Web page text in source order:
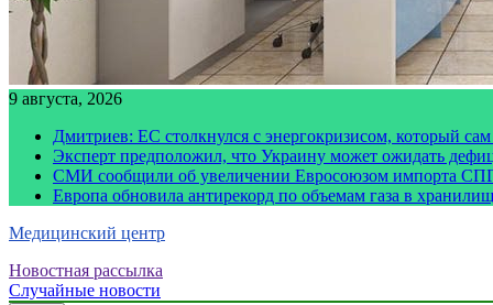
9 августа, 2026
Дмитриев: ЕС столкнулся с энергокризисом, который
Эксперт предположил, что Украину может ожидать
СМИ сообщили об увеличении Евросоюзом импорта
Европа обновила антирекорд по объемам газа в
Медицинский центр
Новостная рассылка
Случайные новости